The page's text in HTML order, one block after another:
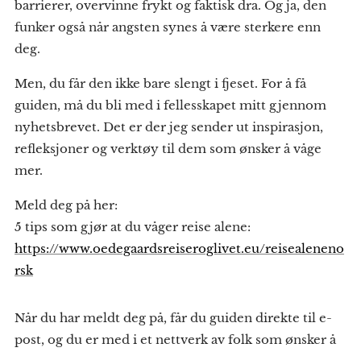
barrierer, overvinne frykt og faktisk dra. Og ja, den
funker også når angsten synes å være sterkere enn
deg.
Men, du får den ikke bare slengt i fjeset. For å få
guiden, må du bli med i fellesskapet mitt gjennom
nyhetsbrevet. Det er der jeg sender ut inspirasjon,
refleksjoner og verktøy til dem som ønsker å våge
mer.
Meld deg på her:
5 tips som gjør at du våger reise alene:
https://www.oedegaardsreiseroglivet.eu/reisealeneno
rsk
Når du har meldt deg på, får du guiden direkte til e-
post, og du er med i et nettverk av folk som ønsker å